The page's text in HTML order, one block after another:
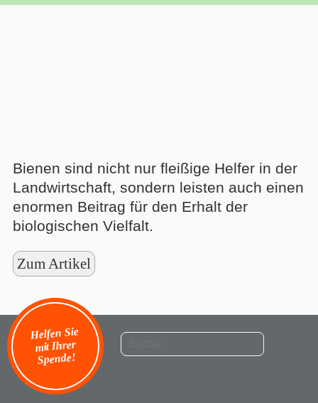
Bienen sind nicht nur fleißige Helfer in der
Landwirtschaft, sondern leisten auch einen
enormen Beitrag für den Erhalt der
biologischen Vielfalt.
Zum Artikel
Helfen Sie
mit Ihrer
Spende!